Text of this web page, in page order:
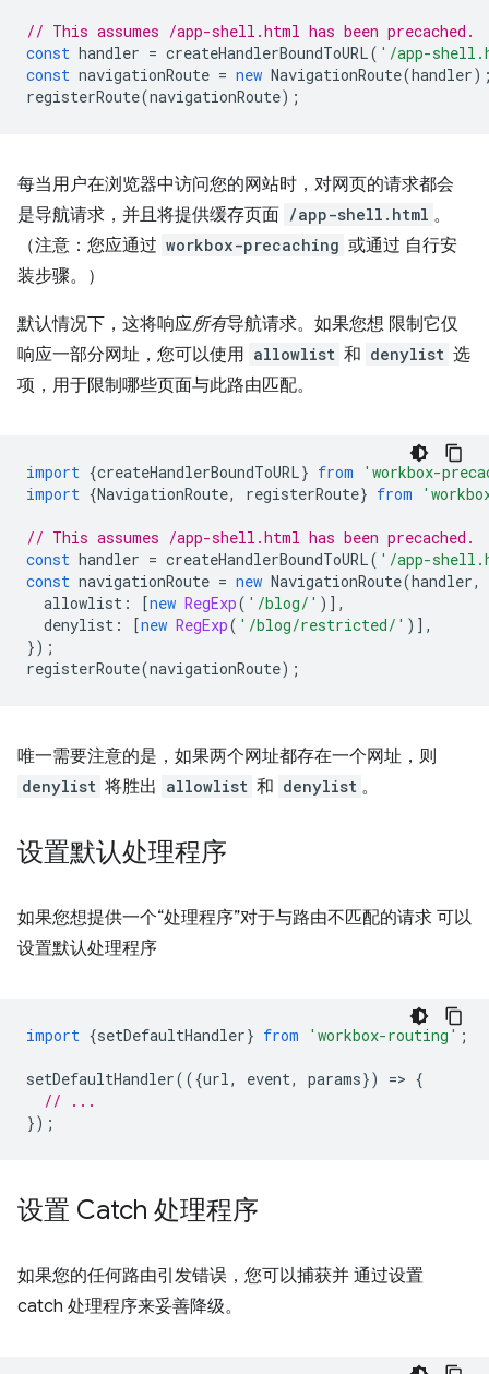
// This assumes /app-shell.html has been precached.
const handler = createHandlerBoundToURL( '/app-
const navigationRoute = new NavigationRoute(handler
registerRoute(navigationRoute);
每当用户在浏览器中访问您的网站时，对网页的请求都会
是导航请求，并且将提供缓存页面 /app-shell.html 。
（注意：您应通过 workbox-precaching 或通过 自行安
装步骤。）
默认情况下，这将响应所有导航请求。如果您想 限制它仅
响应一部分网址，您可以使用 allowlist 和 denylist 选
项，用于限制哪些页面与此路由匹配。
import {createHandlerBoundToURL} from
'workbox-
import {NavigationRoute, registerRoute} from
// This assumes /app-shell.html has been precached.
const handler = createHandlerBoundToURL( '/app-
const navigationRoute = new NavigationRoute(handler,
allowlist : [new RegExp( '/blog/' )],
denylist : [new RegExp( '/blog/restricted/' )],
});
registerRoute(navigationRoute);
唯一需要注意的是，如果两个网址都存在一个网址，则
denylist 将胜出 allowlist 和 denylist 。
设置默认处理程序
如果您想提供一个“处理程序”对于与路由不匹配的请求 可以
设置默认处理程序
import {setDefaultHandler} from 'workbox-routing' ;
setDefaultHandler(({url, event, params}) => {
// ...
});
设置 Catch 处理程序
如果您的任何路由引发错误，您可以捕获并 通过设置
catch 处理程序来妥善降级。